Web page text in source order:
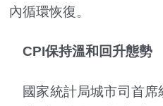
內循環恢復。
CPI保持溫和回升態勢
國家統計局城市司首席